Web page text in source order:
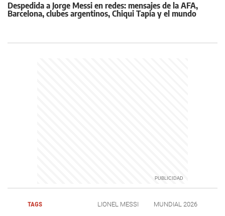
Despedida a Jorge Messi en redes: mensajes de la AFA,
Barcelona, clubes argentinos, Chiqui Tapia y el mundo
TAGS LIONEL MESSI MUNDIAL 2026